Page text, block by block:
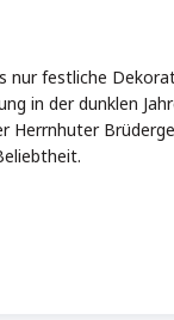
nur festliche
in der dunklen
Herrnhuter